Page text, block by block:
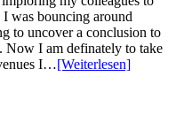
was bouncing around
to uncover a conclusion to
Now I am definately to take
I…[Weiterlesen]